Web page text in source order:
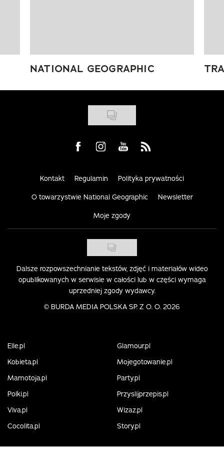
NATIONAL GEOGRAPHIC
Visit us on Facebook
Visit us on Instagram
Visit us on Youtube
Visit us on Rss
Kontakt Regulamin Polityka prywatności
O towarzystwie National Geographic Newsletter
Moje zgody
Dalsze rozpowszechnianie tekstów, zdjęć i materiałów wideo
opublikowanych w serwisie w całości lub w części wymaga
uprzedniej zgody wydawcy.
© BURDA MEDIA POLSKA SP. Z O. O. 2026
Elle.pl
Glamour.pl
Kobieta.pl
Mojegotowanie.pl
Mamotoja.pl
Party.pl
Polki.pl
Przyslijprzepis.pl
Viva.pl
Wizaz.pl
Cocolita.pl
Story.pl